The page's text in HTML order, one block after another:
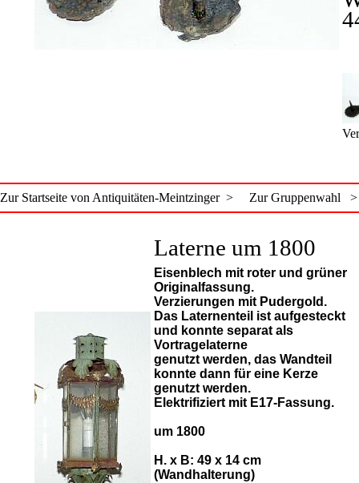
Zur Startseite von Antiquitäten-Meintzinger > Zur Gruppenwahl >
Laterne um 1800
Eisenblech mit roter und grüner
Originalfassung.
Verzierungen mit Pudergold.
Das Laternenteil ist aufgesteckt
und konnte separat als
Vortragelaterne
genutzt werden, das Wandteil
konnte dann für eine Kerze
genutzt werden.
Elektrifiziert mit E17-Fassung.
um 1800
H. x B: 49 x 14 cm
(Wandhalterung)